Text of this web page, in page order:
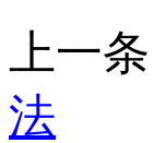
上一条
法